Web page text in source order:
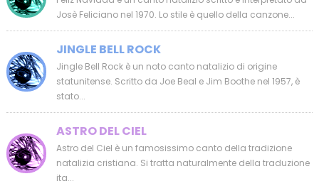
Josè Feliciano nel 1970. Lo stile è quello della canzone...
JINGLE BELL ROCK
Jingle Bell Rock è un noto canto natalizio di origine
statunitense. Scritto da Joe Beal e Jim Boothe nel 1957, è
stato...
ASTRO DEL CIEL
Astro del Ciel è un famosissimo canto della tradizione
natalizia cristiana. Si tratta naturalmente della traduzione
ita...